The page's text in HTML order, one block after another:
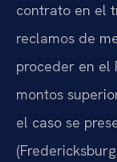
contrato en el
reclamos de
proceder en el
montos
el caso se